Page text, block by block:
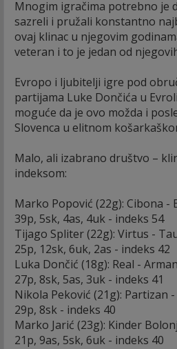
Mnogim igračima potrebno je
sazreli i pružali konstantno
ovaj klinac u njegovim
veteran i to je jedan od
Evropo i ljubitelji igre pod
partijama Luke Dončića u
moguće da je ovo možda i
Slovenca u elitnom
Malo, ali izabrano društvo –
indeksom:
Marko Popović (22g): Cibona -
39p, 5sk, 4as, 4uk - indeks 54
Tijago Spliter (22g): Virtus -
25p, 12sk, 6uk, 2as - indeks 42
Luka Dončić (18g): Real -
27p, 8sk, 5as, 3uk - indeks 41
Nikola Peković (21g): Partizan
29p, 8sk - indeks 40
Marko Jarić (23g): Kinder
21p, 9as, 5sk, 6uk - indeks 40